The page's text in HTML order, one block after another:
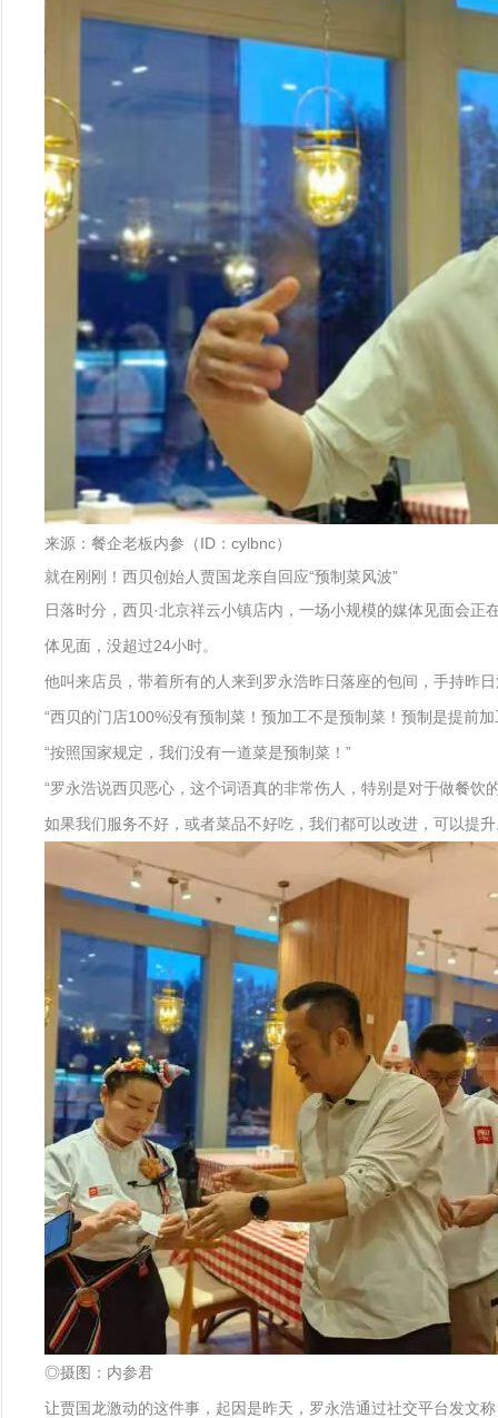
来源：餐企老板内参（ID：cylbnc）
就在刚刚！西贝创始人贾国龙亲自回应“预制菜风波”
日落时分，西贝·北京祥云小镇店内，一场小规模的媒体见面会
体见面，没超过24小时。
他叫来店员，带着所有的人来到罗永浩昨日落座的包间，手持昨
“西贝的门店100%没有预制菜！预加工不是预制菜！预制是提前
“按照国家规定，我们没有一道菜是预制菜！”
“罗永浩说西贝恶心，这个词语真的非常伤人，特别是对于做餐饮
如果我们服务不好，或者菜品不好吃，我们都可以改进，可以提
◎摄图：内参君
让贾国龙激动的这件事，起因是昨天，罗永浩通过社交平台发文